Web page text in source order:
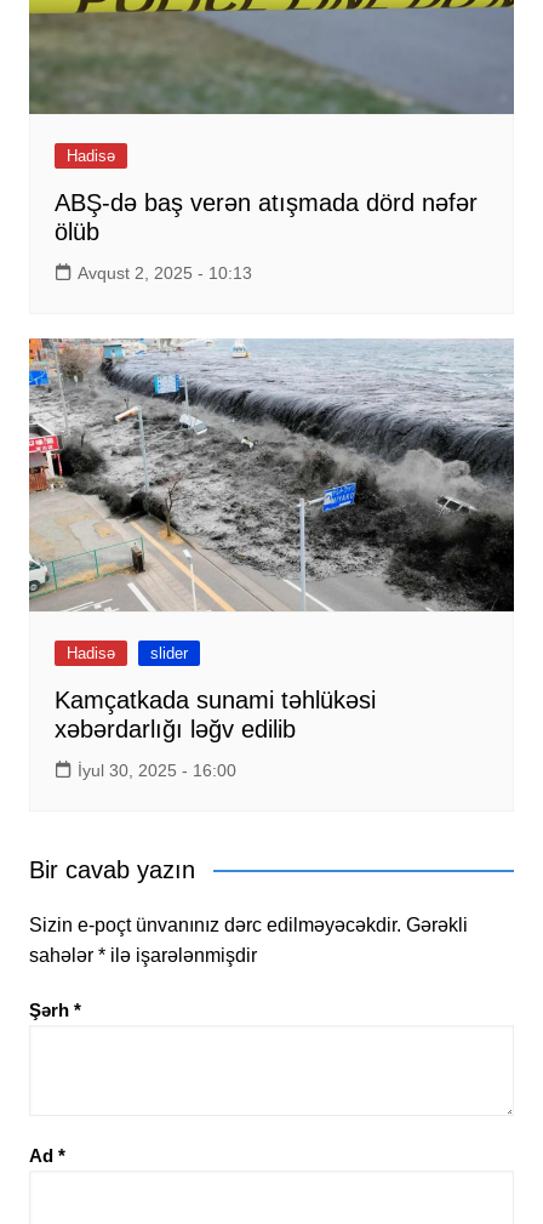
Hadisə
ABŞ-də baş verən atışmada dörd nəfər
ölüb
Avqust 2, 2025 - 10:13
Hadisə slider
Kamçatkada sunami təhlükəsi
xəbərdarlığı ləğv edilib
İyul 30, 2025 - 16:00
Bir cavab yazın
Sizin e-poçt ünvanınız dərc edilməyəcəkdir. Gərəkli
sahələr *ilə işarələnmişdir
Şərh *
Ad *